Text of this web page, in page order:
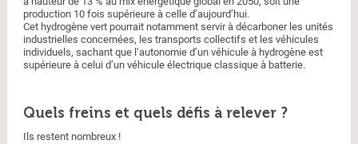
production 10 fois supérieure à celle d’aujourd’hui.
Cet hydrogène vert pourrait notamment servir à décarboner les unités
industrielles concernées, les transports collectifs et les véhicules
individuels, sachant que l’autonomie d’un véhicule à hydrogène est
supérieure à celui d’un véhicule électrique classique à batterie.
Quels freins et quels défis à relever ?
Ils restent nombreux !